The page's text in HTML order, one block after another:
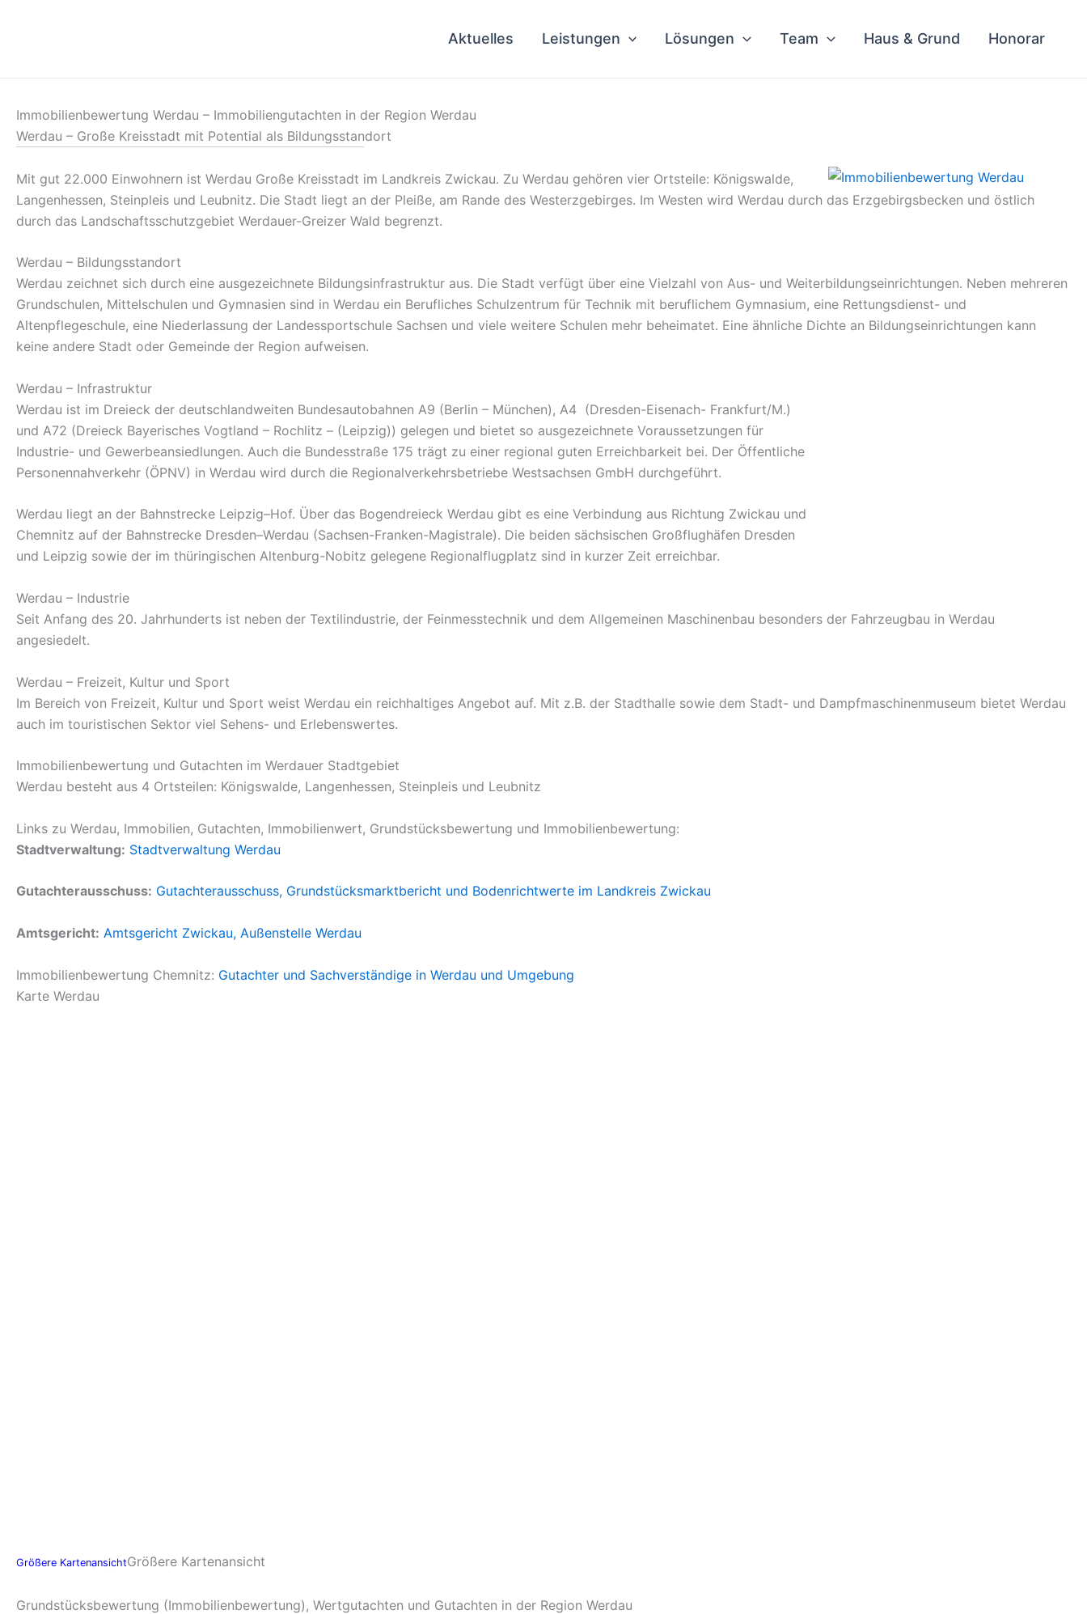
Aktuelles Leistungen Lösungen Team Haus & Grund Honorar
Immobilienbewertung Werdau – Immobiliengutachten in der Region Werdau
Werdau – Große Kreisstadt mit Potential als Bildungsstandort
Mit gut 22.000 Einwohnern ist Werdau Große Kreisstadt im Landkreis Zwickau. Zu Werdau gehören vier Ortsteile: Königswalde,
Langenhessen, Steinpleis und Leubnitz. Die Stadt liegt an der Pleiße, am Rande des Westerzgebirges. Im Westen wird Werdau durch das Erzgebirgsbecken und östlich
durch das Landschaftsschutzgebiet Werdauer-Greizer Wald begrenzt.
Werdau – Bildungsstandort
Werdau zeichnet sich durch eine ausgezeichnete Bildungsinfrastruktur aus. Die Stadt verfügt über eine Vielzahl von Aus- und Weiterbildungseinrichtungen. Neben mehreren
Grundschulen, Mittelschulen und Gymnasien sind in Werdau ein Berufliches Schulzentrum für Technik mit beruflichem Gymnasium, eine Rettungsdienst- und
Altenpflegeschule, eine Niederlassung der Landessportschule Sachsen und viele weitere Schulen mehr beheimatet. Eine ähnliche Dichte an Bildungseinrichtungen kann
keine andere Stadt oder Gemeinde der Region aufweisen.
Werdau – Infrastruktur
Werdau ist im Dreieck der deutschlandweiten Bundesautobahnen A9 (Berlin – München), A4 (Dresden-Eisenach- Frankfurt/M.)
und A72 (Dreieck Bayerisches Vogtland – Rochlitz – (Leipzig)) gelegen und bietet so ausgezeichnete Voraussetzungen für
Industrie- und Gewerbeansiedlungen. Auch die Bundesstraße 175 trägt zu einer regional guten Erreichbarkeit bei. Der Öffentliche
Personennahverkehr (ÖPNV) in Werdau wird durch die Regionalverkehrsbetriebe Westsachsen GmbH durchgeführt.
Werdau liegt an der Bahnstrecke Leipzig–Hof. Über das Bogendreieck Werdau gibt es eine Verbindung aus Richtung Zwickau und
Chemnitz auf der Bahnstrecke Dresden–Werdau (Sachsen-Franken-Magistrale). Die beiden sächsischen Großflughäfen Dresden
und Leipzig sowie der im thüringischen Altenburg-Nobitz gelegene Regionalflugplatz sind in kurzer Zeit erreichbar.
Werdau – Industrie
Seit Anfang des 20. Jahrhunderts ist neben der Textilindustrie, der Feinmesstechnik und dem Allgemeinen Maschinenbau besonders der Fahrzeugbau in Werdau
angesiedelt.
Werdau – Freizeit, Kultur und Sport
Im Bereich von Freizeit, Kultur und Sport weist Werdau ein reichhaltiges Angebot auf. Mit z.B. der Stadthalle sowie dem Stadt- und Dampfmaschinenmuseum bietet Werdau
auch im touristischen Sektor viel Sehens- und Erlebenswertes.
Immobilienbewertung und Gutachten im Werdauer Stadtgebiet
Werdau besteht aus 4 Ortsteilen: Königswalde, Langenhessen, Steinpleis und Leubnitz
Links zu Werdau, Immobilien, Gutachten, Immobilienwert, Grundstücksbewertung und Immobilienbewertung:
Stadtverwaltung: Stadtverwaltung Werdau
Gutachterausschuss: Gutachterausschuss, Grundstücksmarktbericht und Bodenrichtwerte im Landkreis Zwickau
Amtsgericht: Amtsgericht Zwickau, Außenstelle Werdau
Immobilienbewertung Chemnitz: Gutachter und Sachverständige in Werdau und Umgebung
Karte Werdau
Größere KartenansichtGrößere Kartenansicht
Grundstücksbewertung (Immobilienbewertung), Wertgutachten und Gutachten in der Region Werdau